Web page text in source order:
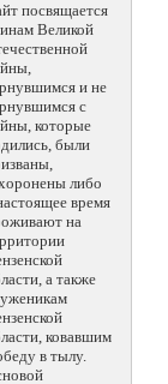
посвящается
Великой
и не
с
которые
были
либо
время
на
а также
ковавшим
в тылу.